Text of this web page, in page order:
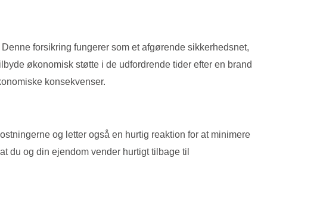
forsikring fungerer som et afgørende sikkerhedsnet,
økonomisk støtte i de udfordrende tider efter en brand
konsekvenser.
og letter også en hurtig reaktion for at minimere
du og din ejendom vender hurtigt tilbage til